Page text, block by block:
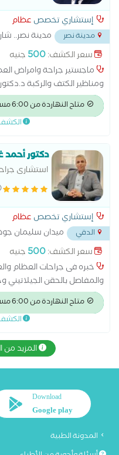
إستشاري تخصص عظام
مدينة نصر
مدينة نصر..
امتداد افريقيا..بجوار مدرسة
سعر الكشف:500 جنيه
ماجستير جراحة وامراض
ومناظير الكتف والركبة
جراحات القدم والكاحل
لجراحة العظام اخصائي الطب
متاح النهاردة من 6:00 مساءً
دكتور أحمد
استشارى
(119 تقييم)
إستشاري تخصص عظام
الدقي ميدان سليمان
سعر الكشف:500 جنيه
خبره فى جراحات العظام
والمفاصل بالحقن الجيلاتيني
اصابات الملاعب دكتوراه
المصريه لجراحة العظام زميل
متاح النهاردة من 6:00 مساءً
المزيد
Download
Google play
المدونة الطبية